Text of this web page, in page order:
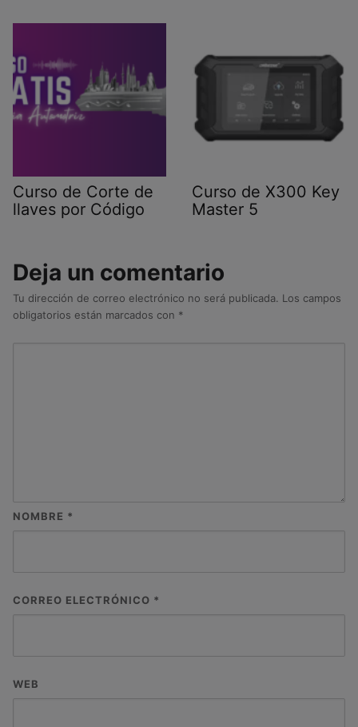
Curso de Corte de
llaves por Código
Curso de X300 Key
Master 5
Deja un comentario
Tu dirección de correo electrónico no será publicada. Los campos
obligatorios están marcados con *
NOMBRE *
CORREO ELECTRÓNICO *
WEB